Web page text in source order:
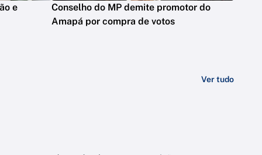
e
Conselho do MP demite promotor do
Amapá por compra de votos
Ver tudo